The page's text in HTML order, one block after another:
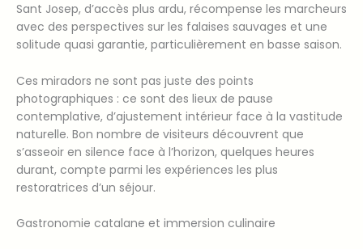
Sant Josep, d’accès plus ardu, récompense les marcheurs
avec des perspectives sur les falaises sauvages et une
solitude quasi garantie, particulièrement en basse saison.
Ces miradors ne sont pas juste des points
photographiques : ce sont des lieux de pause
contemplative, d’ajustement intérieur face à la vastitude
naturelle. Bon nombre de visiteurs découvrent que
s’asseoir en silence face à l’horizon, quelques heures
durant, compte parmi les expériences les plus
restoratrices d’un séjour.
Gastronomie catalane et immersion culinaire